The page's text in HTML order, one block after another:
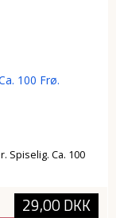
100 Frø.
Spiselig. Ca. 100
29,00 DKK